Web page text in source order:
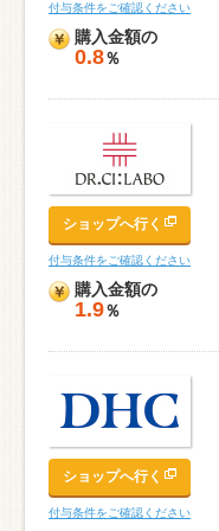
付与条件をご確認ください
購入金額の
0.8％
ショップへ行く
付与条件をご確認ください
購入金額の
1.9％
ショップへ行く
付与条件をご確認ください